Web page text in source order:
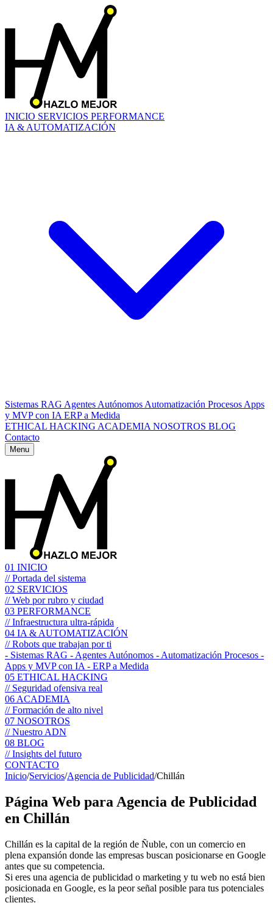
INICIO SERVICIOS PERFORMANCE
IA & AUTOMATIZACIÓN
Sistemas RAG Agentes Autónomos Automatización Procesos Apps
y MVP con IA ERP a Medida
ETHICAL HACKING ACADEMIA NOSOTROS BLOG
Contacto
Menu
01 INICIO
// Portada del sistema
02 SERVICIOS
// Web por rubro y ciudad
03 PERFORMANCE
// Infraestructura ultra-rápida
04 IA & AUTOMATIZACIÓN
// Robots que trabajan por ti
- Sistemas RAG - Agentes Autónomos - Automatización Procesos -
Apps y MVP con IA - ERP a Medida
05 ETHICAL HACKING
// Seguridad ofensiva real
06 ACADEMIA
// Formación de alto nivel
07 NOSOTROS
// Nuestro ADN
08 BLOG
// Insights del futuro
CONTACTO
Inicio/Servicios/Agencia de Publicidad/Chillán
Página Web para Agencia de Publicidad
en Chillán
Chillán es la capital de la región de Ñuble, con un comercio en
plena expansión donde las empresas buscan posicionarse en Google
antes que su competencia.
Si eres una agencia de publicidad o marketing y tu web no está bien
posicionada en Google, es la peor señal posible para tus potenciales
clientes.